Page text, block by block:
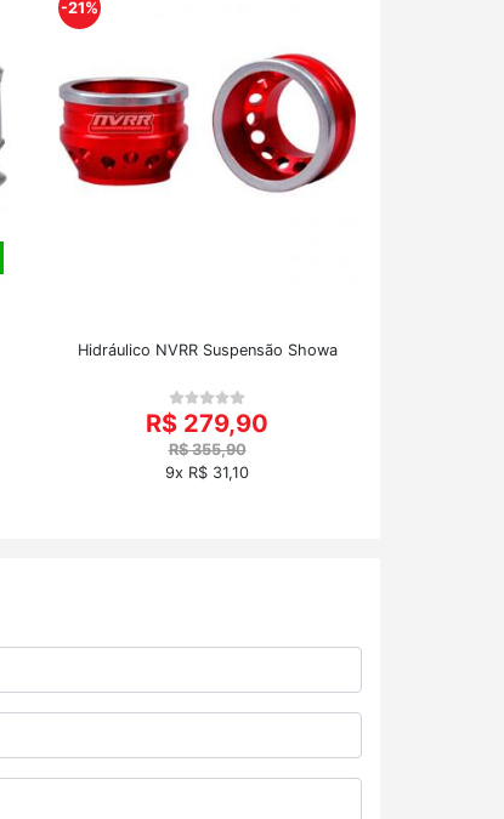
-21%
Hidráulico NVRR Suspensão Showa
R$ 279,90
R$ 355,90
9x R$ 31,10